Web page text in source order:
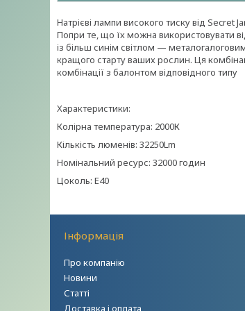
Натрієві лампи високого тиску від Secret
Попри те, що їх можна використовувати
із більш синім світлом —
кращого старту ваших рослин. Ця
комбінації з балонтом відповідного типу
Характеристики:
Колірна температура: 2000К
Кількість люменів: 32250Lm
Номінальний ресурс: 32000 годин
Цоколь: Е40
Інформація
Про компанію
Новини
Статті
Доставка і оплата